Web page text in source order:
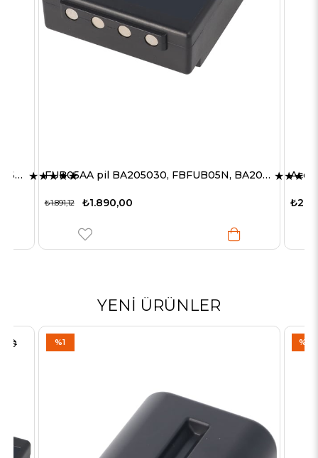
FUB05AA pil BA205030, FBFUB05N, BA205030, BA225000 NiMH pil 2000mAh ★★★★★
₺2.290,00
YENI ÜRÜNLER
%1 %2